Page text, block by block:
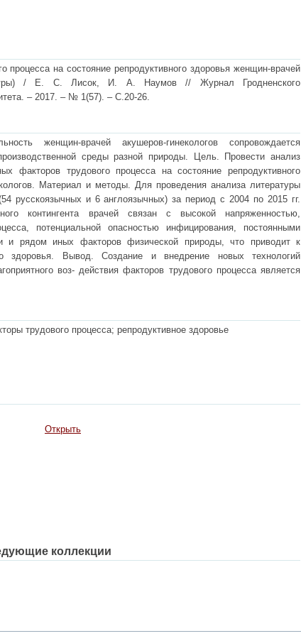
на состояние репродуктивного здоровья женщин-врачей
/ Е. С. Лисок, И. А. Наумов // Журнал Гродненского
– 2017. – № 1(57). – С.20-26.
женщин-врачей акушеров-гинекологов сопровождается
среды разной природы. Цель. Провести анализ
факторов трудового процесса на состояние репродуктивного
Материал и методы. Для проведения анализа литературы
русскоязычных и 6 англоязычных) за период с 2004 по 2015 гг.
контингента врачей связан с высокой напряженностью,
потенциальной опасностью инфицирования, постоянными
и рядом иных факторов физической природы, что приводит к
здоровья. Вывод. Создание и внедрение новых технологий
воз- действия факторов трудового процесса является
трудового процесса; репродуктивное здоровье
Открыть
коллекции